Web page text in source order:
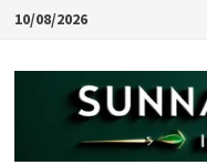
Skip
content
10/08/2026